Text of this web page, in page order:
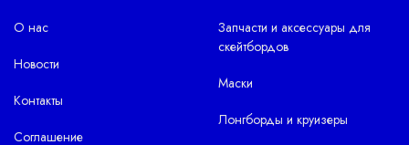
О нас
Новости
Контакты
Соглашение
Запчасти и аксессуары для
скейтбордов
Маски
Лонгборды и круизеры